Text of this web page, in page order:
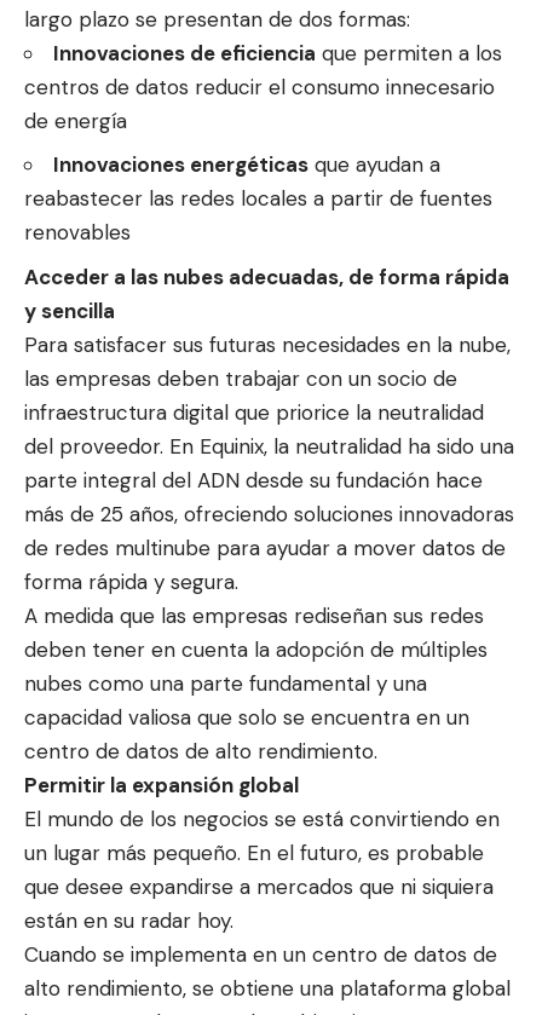
largo plazo se presentan de dos formas:
Innovaciones de eficiencia que permiten a los
centros de datos reducir el consumo innecesario
de energía
Innovaciones energéticas que ayudan a
reabastecer las redes locales a partir de fuentes
renovables
Acceder a las nubes adecuadas, de forma rápida
y sencilla
Para satisfacer sus futuras necesidades en la nube,
las empresas deben trabajar con un socio de
infraestructura digital que priorice la neutralidad
del proveedor. En Equinix, la neutralidad ha sido una
parte integral del ADN desde su fundación hace
más de 25 años, ofreciendo soluciones innovadoras
de redes multinube para ayudar a mover datos de
forma rápida y segura.
A medida que las empresas rediseñan sus redes
deben tener en cuenta la adopción de múltiples
nubes como una parte fundamental y una
capacidad valiosa que solo se encuentra en un
centro de datos de alto rendimiento.
Permitir la expansión global
El mundo de los negocios se está convirtiendo en
un lugar más pequeño. En el futuro, es probable
que desee expandirse a mercados que ni siquiera
están en su radar hoy.
Cuando se implementa en un centro de datos de
alto rendimiento, se obtiene una plataforma global